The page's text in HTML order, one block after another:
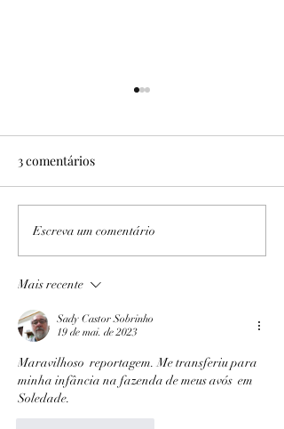
3 comentários
Escreva um comentário
Mais recente
Sady Castor Sobrinho
19 de mai. de 2023
Maravilhoso  reportagem. Me transferiu para
minha infância na fazenda de meus avós  em
Soledade.